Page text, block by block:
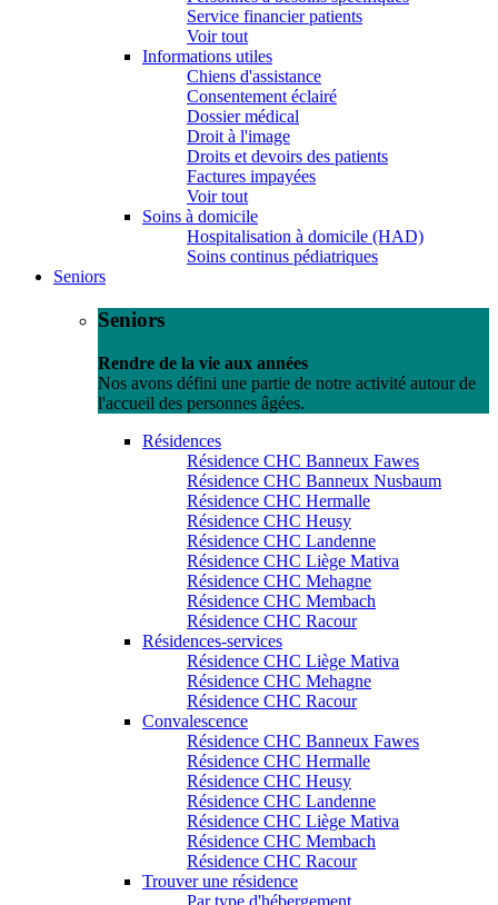
Service financier patients
Voir tout
Informations utiles
Chiens d'assistance
Consentement éclairé
Dossier médical
Droit à l'image
Droits et devoirs des patients
Factures impayées
Voir tout
Soins à domicile
Hospitalisation à domicile (HAD)
Soins continus pédiatriques
Seniors
Seniors
Rendre de la vie aux années
Nos avons défini une partie de notre activité autour de
l'accueil des personnes âgées.
Résidences
Résidence CHC Banneux Fawes
Résidence CHC Banneux Nusbaum
Résidence CHC Hermalle
Résidence CHC Heusy
Résidence CHC Landenne
Résidence CHC Liège Mativa
Résidence CHC Mehagne
Résidence CHC Membach
Résidence CHC Racour
Résidences-services
Résidence CHC Liège Mativa
Résidence CHC Mehagne
Résidence CHC Racour
Convalescence
Résidence CHC Banneux Fawes
Résidence CHC Hermalle
Résidence CHC Heusy
Résidence CHC Landenne
Résidence CHC Liège Mativa
Résidence CHC Membach
Résidence CHC Racour
Trouver une résidence
Par type d'hébergement